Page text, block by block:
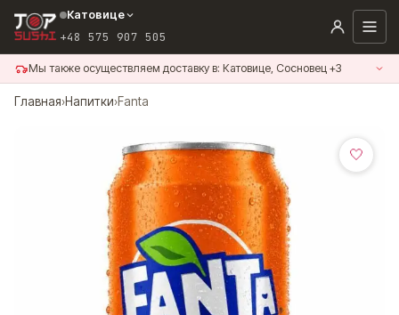
Перейти
содержанию
Катовице
+48 575 907 505
Мы также осуществляем доставку в: Катовице, Сосновец +3
Главная›Напитки›Fanta
🤍